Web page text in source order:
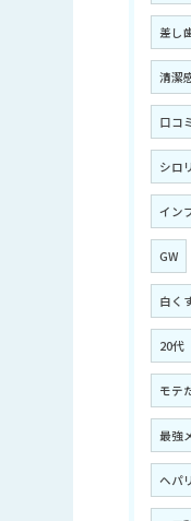
差し
清潔
口コ
シロ
イン
GW
白く
20代
モテ
最強
ヘパ